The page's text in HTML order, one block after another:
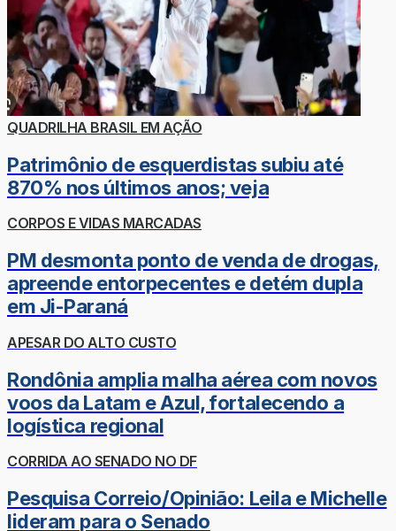
QUADRILHA BRASIL EM AÇÃO
Patrimônio de esquerdistas subiu até
870% nos últimos anos; veja
CORPOS E VIDAS MARCADAS
PM desmonta ponto de venda de drogas,
apreende entorpecentes e detém dupla
em Ji-Paraná
APESAR DO ALTO CUSTO
Rondônia amplia malha aérea com novos
voos da Latam e Azul, fortalecendo a
logística regional
CORRIDA AO SENADO NO DF
Pesquisa Correio/Opinião: Leila e Michelle
lideram para o Senado